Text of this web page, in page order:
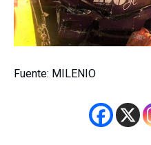
Fuente: MILENIO